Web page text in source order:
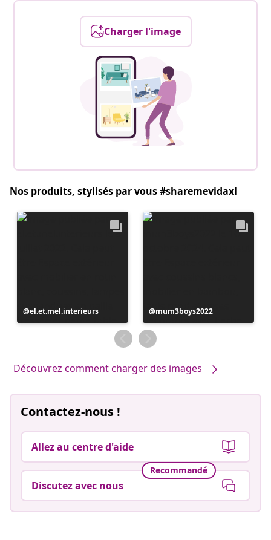
Charger l'image
Nos produits, stylisés par vous #sharemevidaxl
Publication
publiée
el.et.mel.interieurs
Publication
publiée
par
mum3boys2022
Découvrez comment charger des images
Contactez-nous !
Allez au centre d'aide
Recommandé
Discutez avec nous